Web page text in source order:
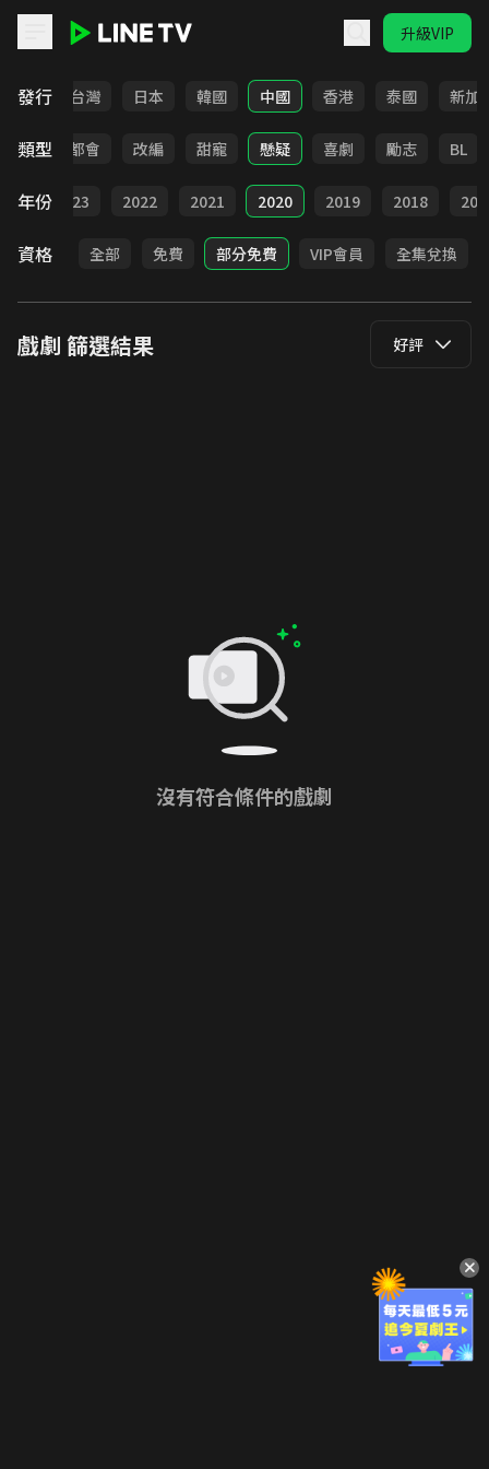
升級VIP
發行
全部 台灣 日本 韓國 中國 香港 泰國 新加
類型
愛情 都會 改編 甜寵 懸疑 喜劇 勵志 BL
年份 2023 2022 2021 2020 2019 2018
資格 全部 免費 部分免費 VIP會員 全集兌換
戲劇 篩選結果 好評
沒有符合條件的戲劇